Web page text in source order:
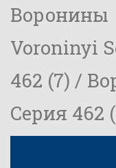
Воронины
Voroninyi
462 (7) /
Серия 462